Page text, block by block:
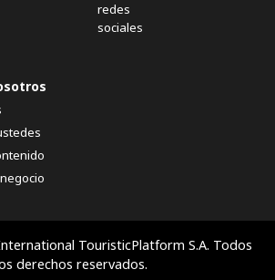
redes
sociales
TouristicPlatform S.A. Todos
derechos reservados.